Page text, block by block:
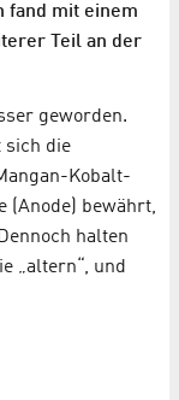
fand mit einem
Teil an der
geworden.
sich die
Kobalt-
(Anode) bewährt,
halten
„altern“, und